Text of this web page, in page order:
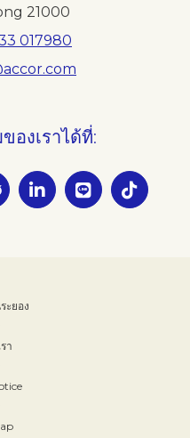
ะยอง
า
21000
017980
องเราได้ที่: